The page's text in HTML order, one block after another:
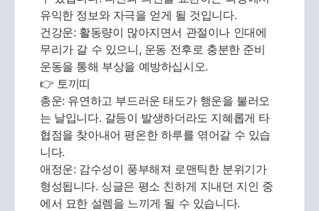
유익한 정보와 자극을 얻게 될 것입니다.
건강운: 활동량이 많아지면서 관절이나 인대에
무리가 갈 수 있으니, 운동 전후로 충분한 준비
운동을 통해 부상을 예방하십시오.
👉 토끼띠
총운: 유연하고 부드러운 태도가 행운을 불러오
는 날입니다. 갈등이 발생하더라도 지혜롭게 타
협점을 찾아내어 평온한 하루를 엮어갈 수 있습
니다.
애정운: 감수성이 풍부해져 로맨틱한 분위기가
형성됩니다. 싱글은 평소 친하게 지내던 지인 중
에서 묘한 설렘을 느끼게 될 수 있습니다.